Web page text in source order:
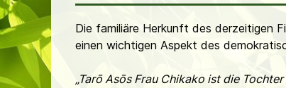
Die familiäre Herkunft des derzeitigen
einen wichtigen Aspekt des
„Tarō Asōs Frau Chikako ist die